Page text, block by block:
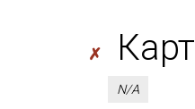
✗
N/A